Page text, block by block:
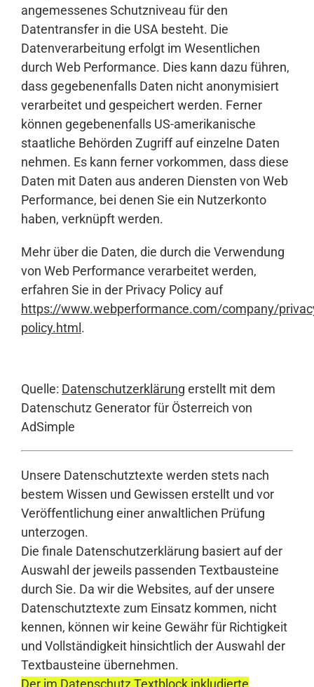
angemessenes Schutzniveau für den
Datentransfer in die USA besteht. Die
Datenverarbeitung erfolgt im Wesentlichen
durch Web Performance. Dies kann dazu führen,
dass gegebenenfalls Daten nicht anonymisiert
verarbeitet und gespeichert werden. Ferner
können gegebenenfalls US-amerikanische
staatliche Behörden Zugriff auf einzelne Daten
nehmen. Es kann ferner vorkommen, dass diese
Daten mit Daten aus anderen Diensten von Web
Performance, bei denen Sie ein Nutzerkonto
haben, verknüpft werden.
Mehr über die Daten, die durch die Verwendung
von Web Performance verarbeitet werden,
erfahren Sie in der Privacy Policy auf
https://www.webperformance.com/company/
policy.html .
Quelle: Datenschutzerklärung erstellt mit dem
Datenschutz Generator für Österreich von
AdSimple
Unsere Datenschutztexte werden stets nach
bestem Wissen und Gewissen erstellt und vor
Veröffentlichung einer anwaltlichen Prüfung
unterzogen.
Die finale Datenschutzerklärung basiert auf der
Auswahl der jeweils passenden Textbausteine
durch Sie. Da wir die Websites, auf der unsere
Datenschutztexte zum Einsatz kommen, nicht
kennen, können wir keine Gewähr für Richtigkeit
und Vollständigkeit hinsichtlich der Auswahl der
Textbausteine übernehmen.
Der im Datenschutz Textblock inkludierte